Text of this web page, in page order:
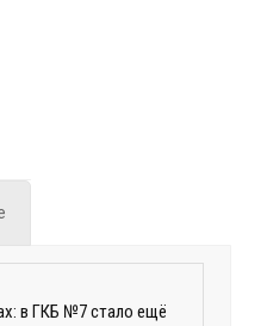
в ГКБ №7 стало ещё